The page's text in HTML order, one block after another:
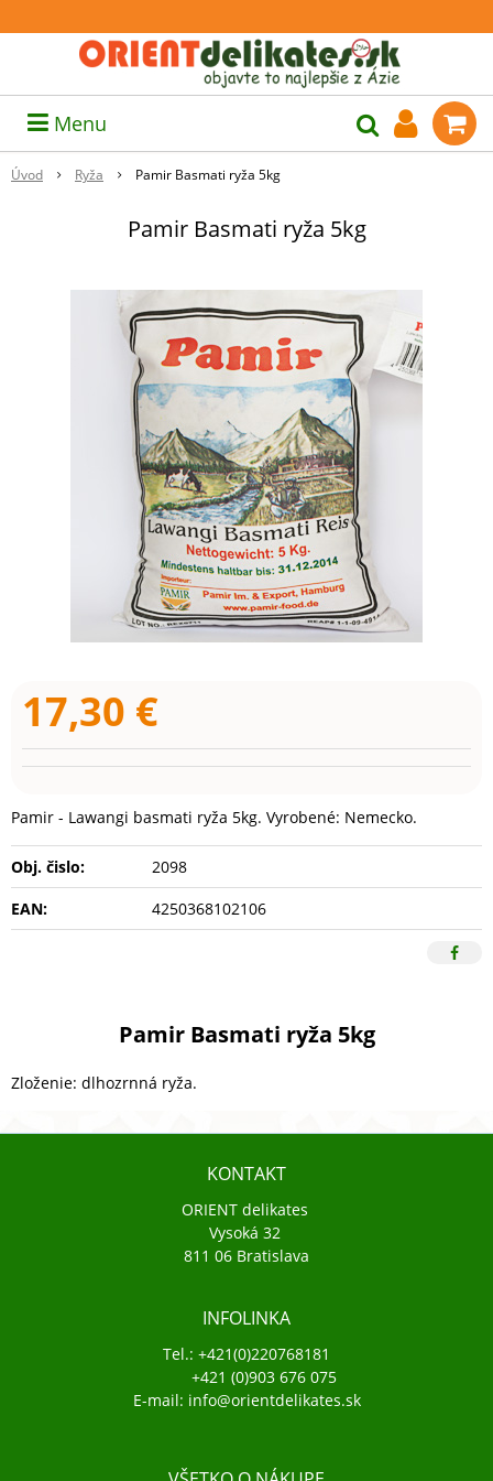
Menu
Úvod Ryža Pamir Basmati ryža 5kg
Pamir Basmati ryža 5kg
17,30 €
Pamir - Lawangi basmati ryža 5kg. Vyrobené: Nemecko.
Obj. čislo:
2098
EAN:
4250368102106
Pamir Basmati ryža 5kg
Zloženie: dlhozrnná ryža.
KONTAKT
ORIENT delikates
Vysoká 32
811 06 Bratislava
INFOLINKA
Tel.: +421(0)220768181
+421 (0)903 676 075
E-mail: info@orientdelikates.sk